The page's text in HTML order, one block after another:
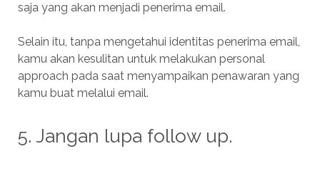
saja yang akan menjadi penerima email.
Selain itu, tanpa mengetahui identitas penerima email,
kamu akan kesulitan untuk melakukan personal
approach pada saat menyampaikan penawaran yang
kamu buat melalui email.
5. Jangan lupa follow up.